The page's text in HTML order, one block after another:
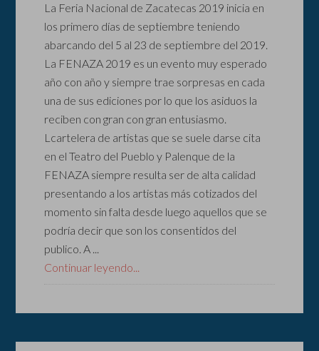
La Feria Nacional de Zacatecas 2019 inicia en
los primero días de septiembre teniendo
abarcando del 5 al 23 de septiembre del 2019.
La FENAZA 2019 es un evento muy esperado
año con año y siempre trae sorpresas en cada
una de sus ediciones por lo que los asiduos la
reciben con gran con gran entusiasmo.
Lcartelera de artistas que se suele darse cita
en el Teatro del Pueblo y Palenque de la
FENAZA siempre resulta ser de alta calidad
presentando a los artistas más cotizados del
momento sin falta desde luego aquellos que se
podría decir que son los consentidos del
publico. A ...
Continuar leyendo...